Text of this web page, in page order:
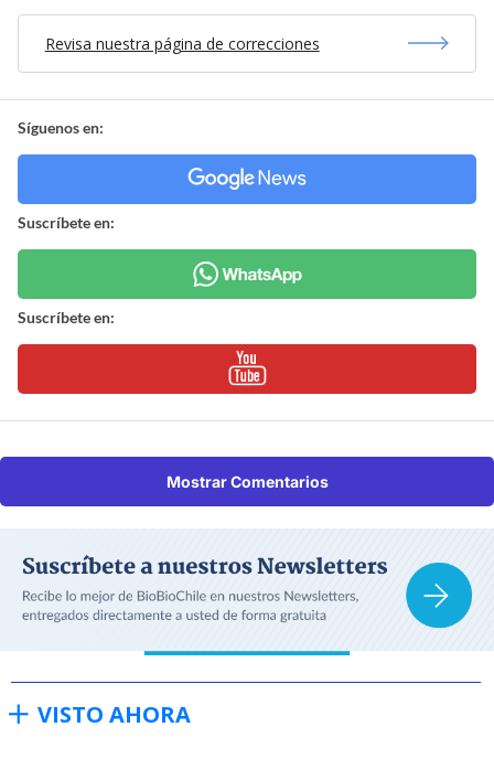
Revisa nuestra página de correcciones
Síguenos en:
Suscríbete en:
Suscríbete en:
Mostrar Comentarios
VISTO AHORA